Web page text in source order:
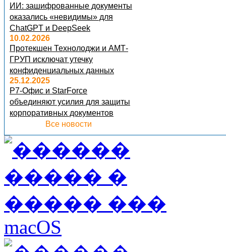
ИИ: зашифрованные документы
оказались «невидимы» для
ChatGPT и DeepSeek
10.02.2026
Протекшен Технолоджи и АМТ-
ГРУП исключат утечку
конфиденциальных данных
25.12.2025
Р7-Офис и StarForce
объединяют усилия для защиты
корпоративных документов
Все новости